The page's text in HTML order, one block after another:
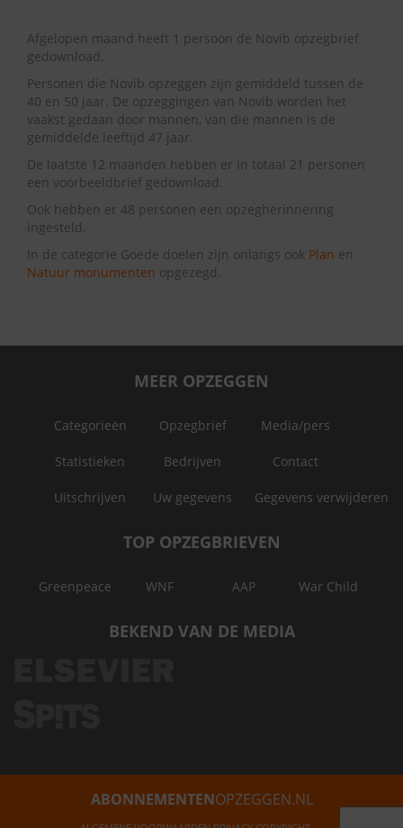
Afgelopen maand heeft 1 persoon de Novib opzegbrief
gedownload.
Personen die Novib opzeggen zijn gemiddeld tussen de
40 en 50 jaar. De opzeggingen van Novib worden het
vaakst gedaan door mannen, van die mannen is de
gemiddelde leeftijd 47 jaar.
De laatste 12 maanden hebben er in totaal 21 personen
een voorbeeldbrief gedownload.
Ook hebben er 48 personen een opzegherinnering
ingesteld.
In de categorie Goede doelen zijn onlangs ook Plan en
Natuur monumenten opgezegd.
MEER OPZEGGEN
Categorieën Opzegbrief Media/pers
Statistieken Bedrijven Contact
Uitschrijven Uw gegevens Gegevens verwijderen
TOP OPZEGBRIEVEN
Greenpeace WNF AAP War Child
BEKEND VAN DE MEDIA
ABONNEMENTENOPZEGGEN.NL